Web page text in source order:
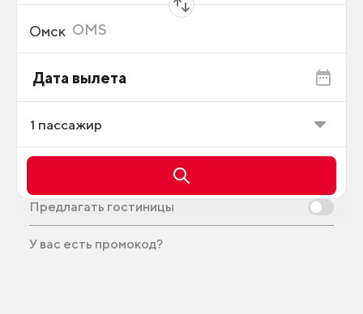
Куда
Омск OMS
Дата вылета
1 пассажир
Предлагать гостиницы
У вас есть промокод?